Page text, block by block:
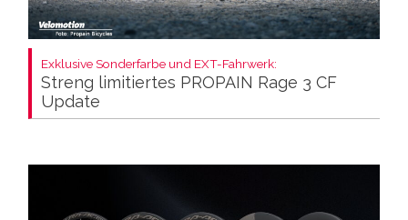
Exklusive Sonderfarbe und EXT-Fahrwerk:
Streng limitiertes PROPAIN Rage 3 CF
Update